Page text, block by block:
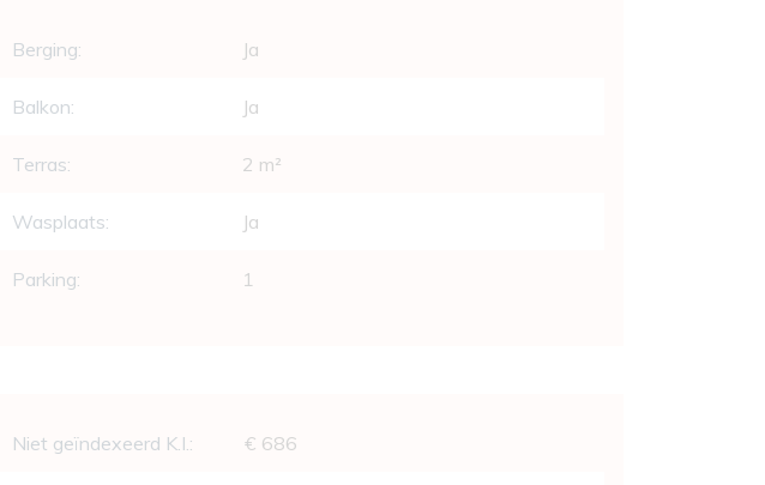
Berging: Ja
Balkon: Ja
Terras: 2 m²
Wasplaats: Ja
Parking: 1
Wettelijke gegevens
Niet geïndexeerd K.I.: € 686